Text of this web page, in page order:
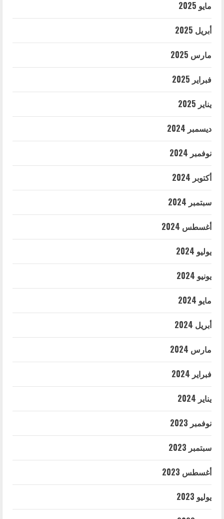
مايو 2025
أبريل 2025
مارس 2025
فبراير 2025
يناير 2025
ديسمبر 2024
نوفمبر 2024
أكتوبر 2024
سبتمبر 2024
أغسطس 2024
يوليو 2024
يونيو 2024
مايو 2024
أبريل 2024
مارس 2024
فبراير 2024
يناير 2024
نوفمبر 2023
سبتمبر 2023
أغسطس 2023
يوليو 2023